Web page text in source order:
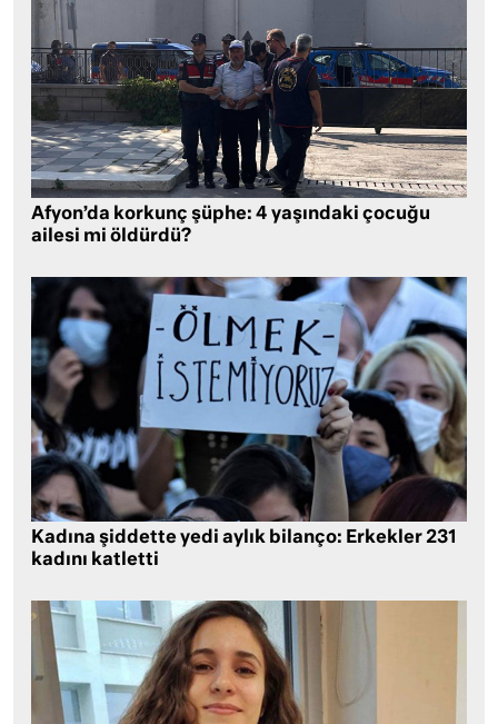
Afyon’da korkunç şüphe: 4 yaşındaki çocuğu
ailesi mi öldürdü?
Kadına şiddette yedi aylık bilanço: Erkekler 231
kadını katletti